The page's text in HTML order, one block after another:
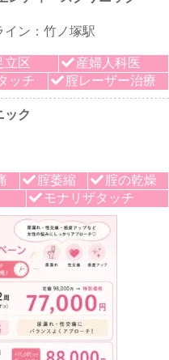
イン：竹ノ塚駅
立区
産婦人科医
ッチ 腟レーザー治療
ック
腟萎縮
腟の乾燥
モナリザタッチ